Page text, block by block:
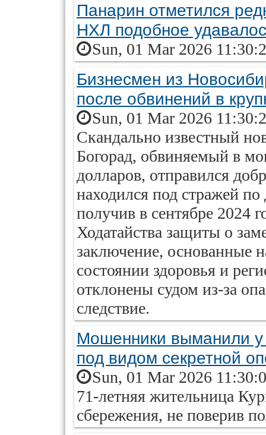
Панарин отметился
НХЛ подобное
Sun, 01 Mar 2026
Бизнесмен из
после обвинений в
Sun, 01 Mar 2026
Скандально известный
Богорад, обвиняемый в
долларов, отправился
находился под стражей
получив в сентябре 2024
Ходатайства защиты о
заключение, основанные
состоянии здоровья и
отклонены судом из-за
следствие.
Мошенники выманили у
под видом секретной
Sun, 01 Mar 2026
71-летняя жительница
сбережения, не поверив